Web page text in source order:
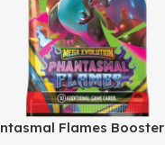
Flames Booster